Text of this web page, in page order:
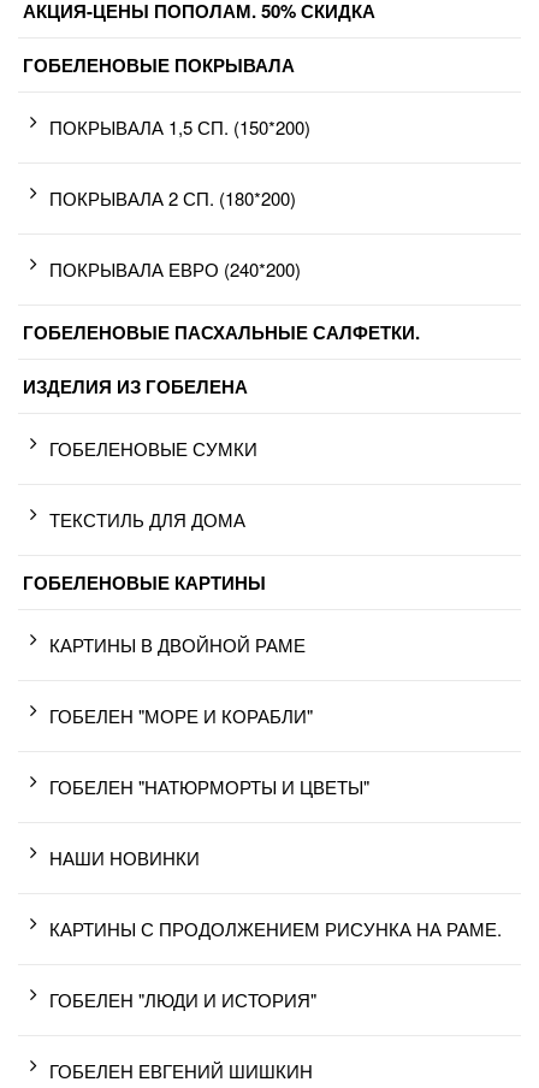
АКЦИЯ-ЦЕНЫ ПОПОЛАМ. 50% СКИДКА
ГОБЕЛЕНОВЫЕ ПОКРЫВАЛА
ПОКРЫВАЛА 1,5 СП. (150*200)
ПОКРЫВАЛА 2 СП. (180*200)
ПОКРЫВАЛА ЕВРО (240*200)
ГОБЕЛЕНОВЫЕ ПАСХАЛЬНЫЕ САЛФЕТКИ.
ИЗДЕЛИЯ ИЗ ГОБЕЛЕНА
ГОБЕЛЕНОВЫЕ СУМКИ
ТЕКСТИЛЬ ДЛЯ ДОМА
ГОБЕЛЕНОВЫЕ КАРТИНЫ
КАРТИНЫ В ДВОЙНОЙ РАМЕ
ГОБЕЛЕН "МОРЕ И КОРАБЛИ"
ГОБЕЛЕН "НАТЮРМОРТЫ И ЦВЕТЫ"
НАШИ НОВИНКИ
КАРТИНЫ С ПРОДОЛЖЕНИЕМ РИСУНКА НА РАМЕ.
ГОБЕЛЕН "ЛЮДИ И ИСТОРИЯ"
ГОБЕЛЕН ЕВГЕНИЙ ШИШКИН